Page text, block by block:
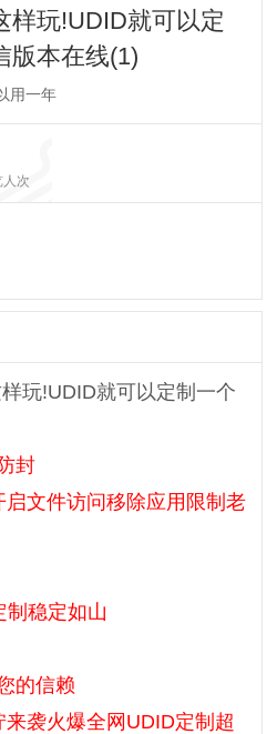
样玩!UDID就可以定
版本在线(1)
用一年
人次
玩!UDID就可以定制一个
封
文件访问移除应用限制老
制稳定如山
的信赖
袭火爆全网UDID定制超